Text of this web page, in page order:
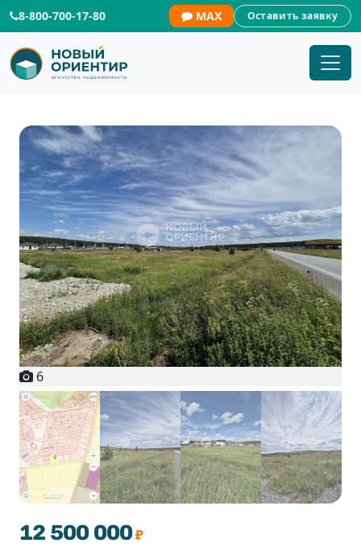
8-800-700-17-80 MAX Оставить заявку
6
12 500 000 ₽